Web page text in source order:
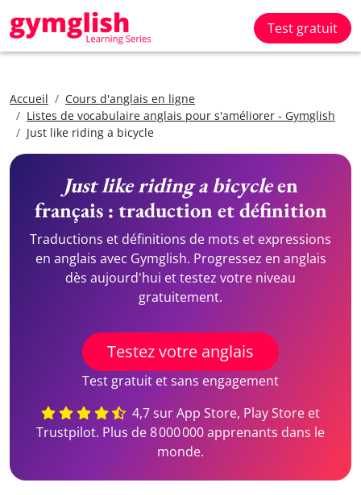
Test gratuit
Accueil
Cours d'anglais en ligne
Listes de vocabulaire anglais pour s'améliorer - Gymglish
Just like riding a bicycle
Just like riding a bicycleen
français : traduction et définition
Traductions et définitions de mots et expressions
en anglais avec Gymglish. Progressez en anglais
dès aujourd'hui et testez votre niveau
gratuitement.
Testez votre anglais
Test gratuit et sans engagement
4,7 sur App Store, Play Store et
Trustpilot. Plus de 8 000 000 apprenants dans le
monde.